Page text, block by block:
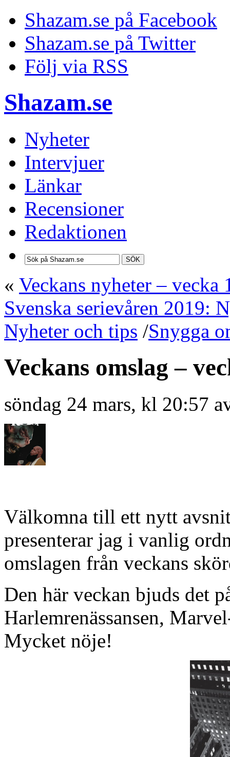
Shazam.se på Facebook
Shazam.se på Twitter
Följ via RSS
Shazam.se
Nyheter
Intervjuer
Länkar
Recensioner
Redaktionen
SÖK
« Veckans nyheter – vecka
Svenska serievåren 2019:
Nyheter och tips /Snygga
Veckans omslag –
söndag 24 mars, kl 20:57
Välkomna till ett nytt
presenterar jag i vanlig
omslagen från veckans
Den här veckan bjuds det
Harlemrenässansen,
Mycket nöje!